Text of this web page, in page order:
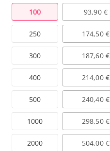
100
250
300
400
500
1000
2000
93,90 €
174,50 €
187,60 €
214,00 €
240,40 €
298,50 €
504,00 €